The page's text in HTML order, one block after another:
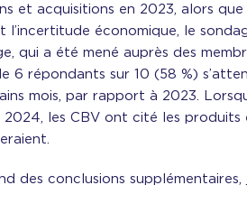
et acquisitions en 2023, alors
l’incertitude économique, le
qui a été mené auprès des
6 répondants sur 10 (58 %)
mois, par rapport à 2023.
les CBV ont cité les
des conclusions supplémentaires,